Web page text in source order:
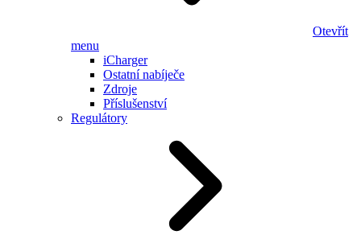
Otevřít
menu
iCharger
Ostatní nabíječe
Zdroje
Příslušenství
Regulátory